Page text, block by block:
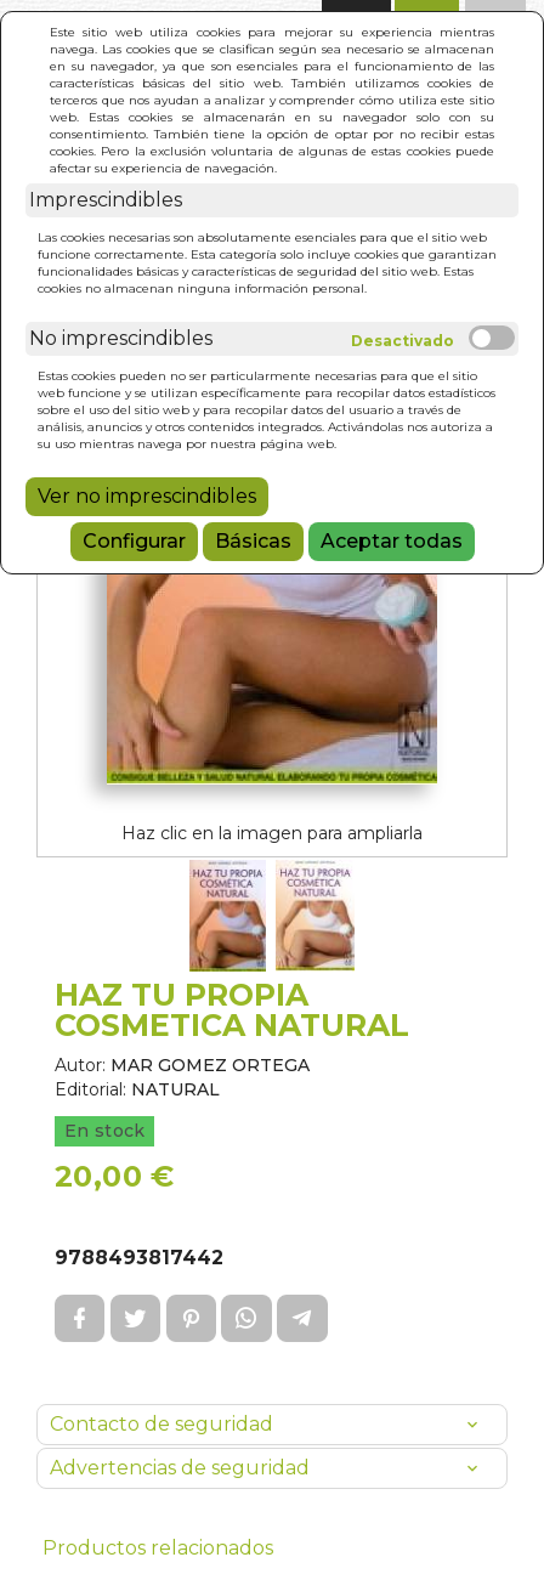
Este sitio web utiliza cookies para mejorar su experiencia mientras
navega. Las cookies que se clasifican según sea necesario se almacenan
en su navegador, ya que son esenciales para el funcionamiento de las
características básicas del sitio web. También utilizamos cookies de
terceros que nos ayudan a analizar y comprender cómo utiliza este sitio
web. Estas cookies se almacenarán en su navegador solo con su
consentimiento. También tiene la opción de optar por no recibir estas
cookies. Pero la exclusión voluntaria de algunas de estas cookies puede
afectar su experiencia de navegación.
Imprescindibles
Las cookies necesarias son absolutamente esenciales para que el sitio web
funcione correctamente. Esta categoría solo incluye cookies que garantizan
funcionalidades básicas y características de seguridad del sitio web. Estas
cookies no almacenan ninguna información personal.
No imprescindibles
Estas cookies pueden no ser particularmente necesarias para que el sitio
web funcione y se utilizan específicamente para recopilar datos estadísticos
sobre el uso del sitio web y para recopilar datos del usuario a través de
análisis, anuncios y otros contenidos integrados. Activándolas nos autoriza a
su uso mientras navega por nuestra página web.
Ver no imprescindibles
Configurar
Básicas Aceptar todas
INICIO >
Haz clic en la imagen para ampliarla
HAZ TU PROPIA
COSMETICA NATURAL
Autor: MAR GOMEZ ORTEGA
Editorial: NATURAL
En stock
20,00 €
9788493817442
Contacto de seguridad
Advertencias de seguridad
Productos relacionados